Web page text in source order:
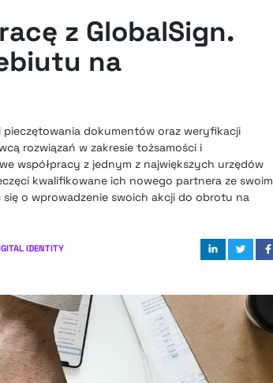
z GlobalSign.
na
pieczętowania dokumentów oraz weryfikacji
rozwiązań w zakresie tożsamości i
współpracy z jednym z największych urzędów
kwalifikowane ich nowego partnera ze swoim
się o wprowadzenie swoich akcji do obrotu na
IDENTITY